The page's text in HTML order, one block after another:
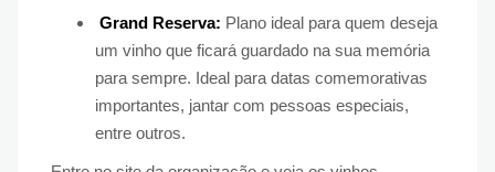
Grand Reserva: Plano ideal para quem deseja
um vinho que ficará guardado na sua memória
para sempre. Ideal para datas comemorativas
importantes, jantar com pessoas especiais,
entre outros.